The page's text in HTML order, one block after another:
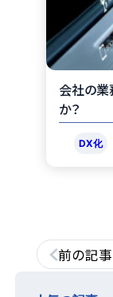
会社の業
か？
DX化
前の記